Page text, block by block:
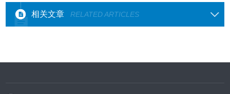
相关文章 RELATED ARTICLES